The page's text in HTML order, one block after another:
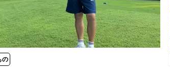
の